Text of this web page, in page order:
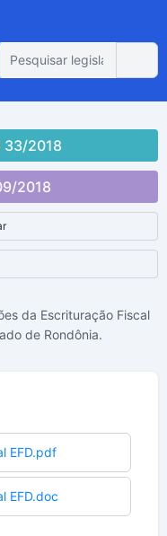
33/2018
2018
da Escrituração Fiscal
de Rondônia.
EFD.pdf
EFD.doc